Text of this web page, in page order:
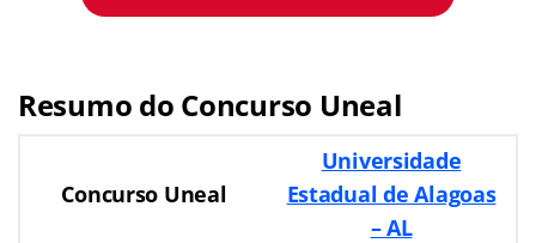
Resumo do Concurso Uneal
Concurso Uneal
Universidade
Estadual de Alagoas
– AL